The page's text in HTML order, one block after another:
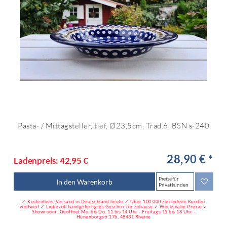
Pasta- / Mittagsteller, tief, Ø23,5cm, Trad.6, BSN s-240
Ladenpreis:42,95 € 28,90 € *
In den Warenkorb
Preise für
Privatkunden
✓ Kostenloser Versand in Deutschland heute ✓ Über 100.000 zufriedene Kunden
weltweit ✓ Liebevoll handgefertigtes Geschirr für zuhause ✓ Werksnahe Preise ✓
Showroom : Geöffnet Mo. bis Do. 11 bis 14 Uhr - Freitags 15 bis 18 Uhr -
Hünenborgstr.17b, 48431 Rheine